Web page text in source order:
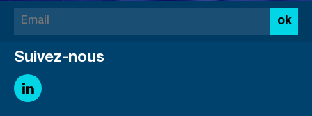
ok
Suivez-nous
